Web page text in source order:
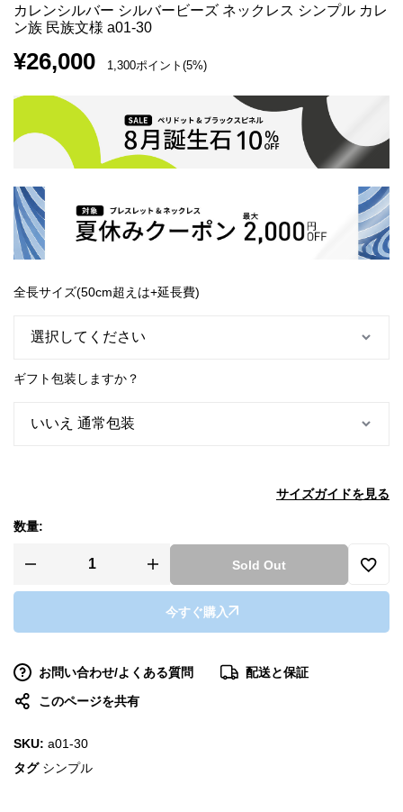
カレンシルバー シルバービーズ ネックレス シンプル カレ
ン族 民族文様 a01-30
¥26,000 1,300ポイント(5%)
全長サイズ(50cm超えは+延長費)
ギフト包装しますか？
サイズガイドを見る
数量:
Sold Out
今すぐ購入
お問い合わせ/よくある質問
配送と保証
このページを共有
SKU: a01-30
タグ シンプル